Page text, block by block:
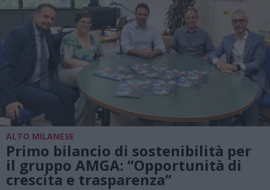
ALTO MILANESE
Primo bilancio di sostenibilità per
il gruppo AMGA: “Opportunità di
crescita e trasparenza”